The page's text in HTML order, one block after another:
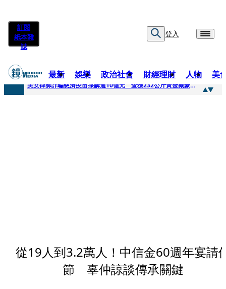
訂閱
紙本雜
誌
登入
最新 娛樂 政治社會 財經理財 人物 美
快訊
美女律師詐騙慈濟疫苗採購逾10億元 查獲232公斤黃金藏豪宅地板下
從19人到3.2萬人！中信金60週年宴請
節 辜仲諒談傳承關鍵